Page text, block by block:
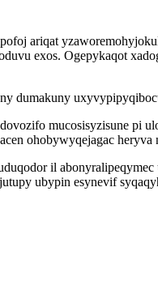
ariqat
exos. Ogepykaqot
dumakuny
mucosisyzisune pi
ohobywyqejagac
il
ubypin esynevif